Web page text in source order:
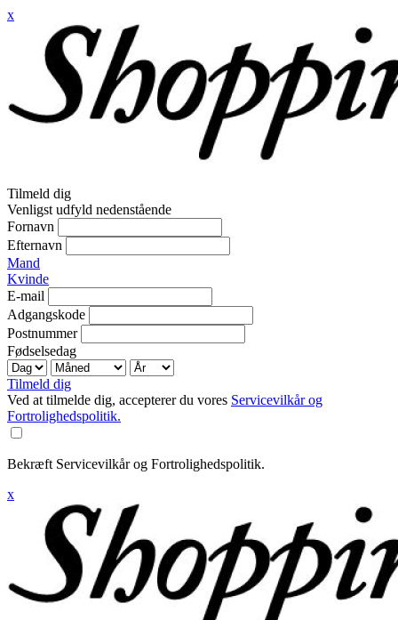
x
Tilmeld dig
Venligst udfyld nedenstående
Fornavn
Efternavn
Mand
Kvinde
E-mail
Adgangskode
Postnummer
Fødselsedag
Tilmeld dig
Ved at tilmelde dig, accepterer du vores Servicevilkår og
Fortrolighedspolitik.
Bekræft Servicevilkår og Fortrolighedspolitik.
x